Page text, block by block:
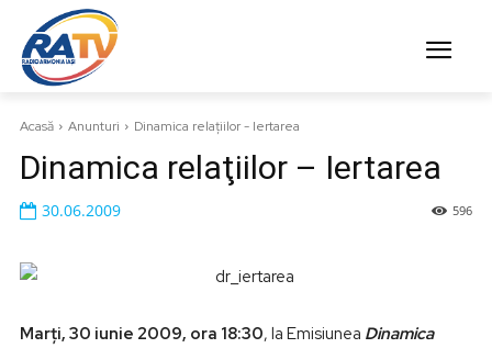
Acasă Anunturi Dinamica relaţiilor - Iertarea
Dinamica relaţiilor – Iertarea
596
30.06.2009
Marţi, 30 iunie 2009, ora 18:30, la Emisiunea Dinamica